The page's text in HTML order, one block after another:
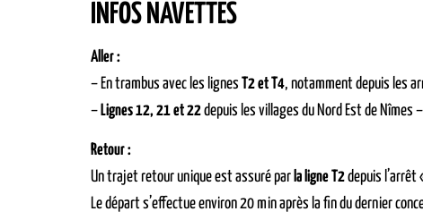
INFOS NAVETTES
Aller :
– En trambus avec les lignes T2 et T4, notamment depuis les
– Lignes 12, 21 et 22depuis les villages du Nord Est de Nîmes –
Retour :
Un trajet retour unique est assuré par la ligne T2depuis l’arrêt
Le départ s’effectue environ 20 min après la fin du dernier